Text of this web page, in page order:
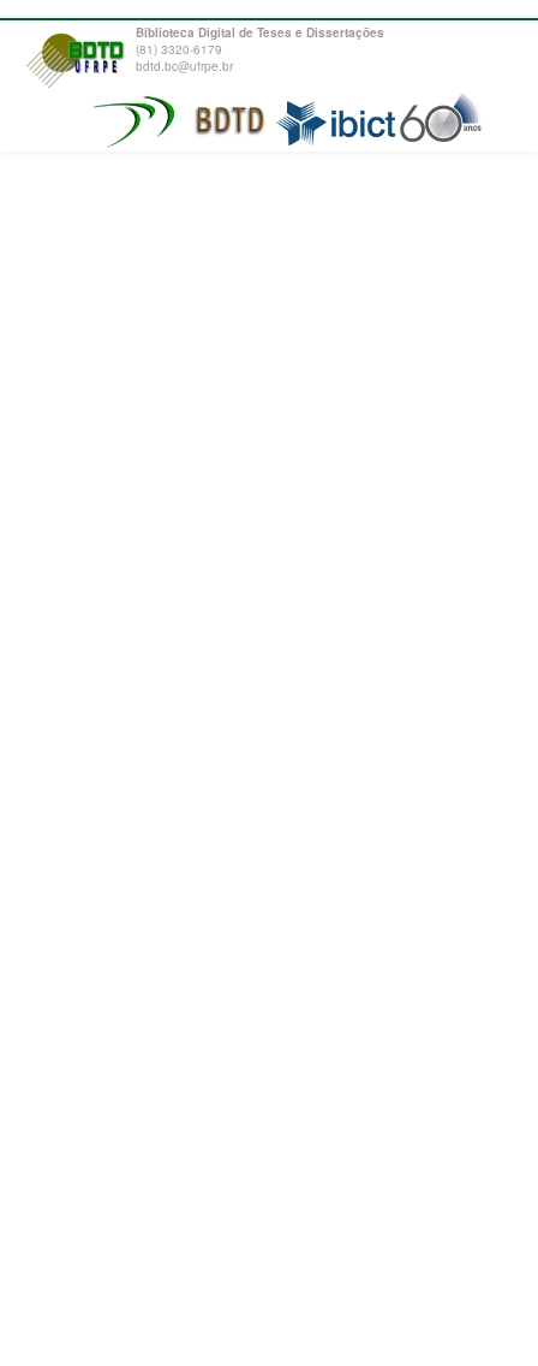
Biblioteca Digital de Teses e Dissertações
(81) 3320-6179
bdtd.bc@ufrpe.br